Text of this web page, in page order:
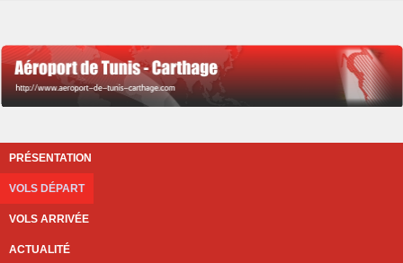
PRÉSENTATION
VOLS DÉPART
VOLS ARRIVÉE
ACTUALITÉ